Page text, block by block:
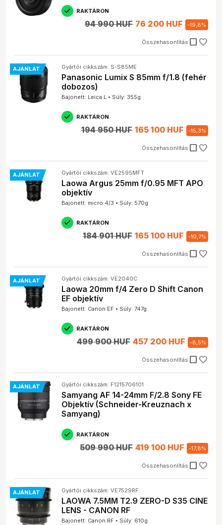
RAKTÁRON
Összehasonlítás check_box_outline_blank
94 990 HUF 76 200 HUF -19,8%
AJÁNLAT Gyártói cikkszám: S-S85ME
Panasonic Lumix S 85mm f/1.8 (fehér
dobozos)
Bajonett: Leica L • Súly: 355g
RAKTÁRON
Összehasonlítás check_box_outline_blank
194 950 HUF 165 100 HUF -15,3%
AJÁNLAT Gyártói cikkszám: VE2595MFT
Laowa Argus 25mm f/0.95 MFT APO
objektív
Bajonett: micro 4/3 • Súly: 570g
RAKTÁRON
Összehasonlítás check_box_outline_blank
184 901 HUF 165 100 HUF -10,7%
AJÁNLAT Gyártói cikkszám: VE2040C
Laowa 20mm f/4 Zero D Shift Canon
EF objektív
Bajonett: Canon EF • Súly: 747g
RAKTÁRON
Összehasonlítás check_box_outline_blank
499 900 HUF 457 200 HUF -8,5%
AJÁNLAT Gyártói cikkszám: F1215706101
Samyang AF 14-24mm F/2.8 Sony FE
Objektív (Schneider-Kreuznach x
Samyang)
RAKTÁRON
Összehasonlítás check_box_outline_blank
509 990 HUF 419 100 HUF -17,8%
AJÁNLAT Gyártói cikkszám: VE7529RF
LAOWA 7.5MM T2.9 ZERO-D S35 CINE
LENS - CANON RF
Bajonett: Canon RF • Súly: 610g